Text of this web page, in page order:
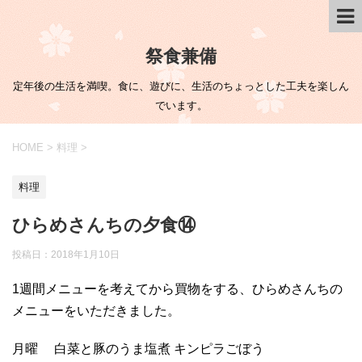
祭食兼備
定年後の生活を満喫。食に、遊びに、生活のちょっとした工夫を楽しん
でいます。
HOME > 料理 >
料理
ひらめさんちの夕食⑭
投稿日： 2018年1月10日
1週間メニューを考えてから買物をする、ひらめさんちの
メニューをいただきました。
月曜 白菜と豚のうま塩煮 キンピラごぼう